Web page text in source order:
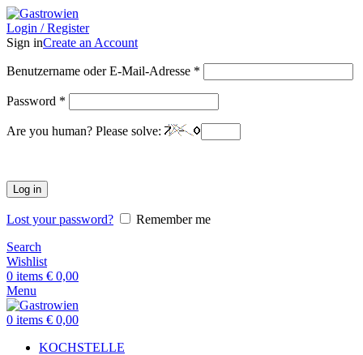
Login / Register
Sign inCreate an Account
Benutzername oder E-Mail-Adresse *
Password *
Are you human? Please solve:
Log in
Lost your password?
Remember me
Search
Wishlist
0 items € 0,00
Menu
0 items € 0,00
KOCHSTELLE